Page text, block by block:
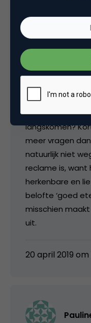
hierboven las)
ondertussen
vraag ik me
bakjes zit: de
gisteren? En
opeens blijkbaar
Waarom moest
langskomen?
meer vragen
natuurlijk niet
reclame is,
herkenbare en
belofte ‘goed
misschien
uit.
20 april 2019 om